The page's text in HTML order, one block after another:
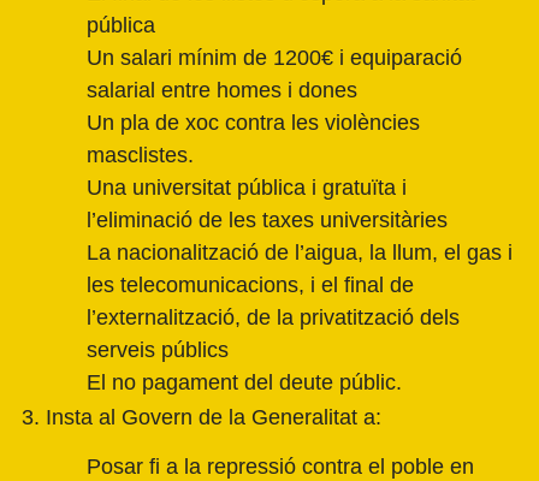
pública
Un salari mínim de 1200€ i equiparació
salarial entre homes i dones
Un pla de xoc contra les violències
masclistes.
Una universitat pública i gratuïta i
l’eliminació de les taxes universitàries
La nacionalització de l’aigua, la llum, el gas i
les telecomunicacions, i el final de
l’externalització, de la privatització dels
serveis públics
El no pagament del deute públic.
3. Insta al Govern de la Generalitat a:
Posar fi a la repressió contra el poble en